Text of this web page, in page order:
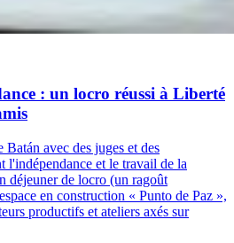
: un locro réussi à Liberté
avec des juges et des
l'indépendance et le travail de la
déjeuner de locro (un ragoût
en construction « Punto de Paz »,
productifs et ateliers axés sur